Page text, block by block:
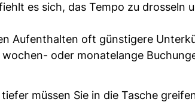
es sich, das Tempo zu drosseln
Aufenthalten oft günstigere
oder monatelange
müssen Sie in die Tasche